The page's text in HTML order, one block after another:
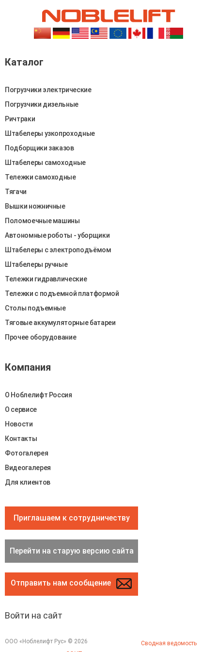
Каталог
Погрузчики электрические
Погрузчики дизельные
Ричтраки
Штабелеры узкопроходные
Подборщики заказов
Штабелеры самоходные
Тележки самоходные
Тягачи
Вышки ножничные
Поломоечные машины
Автономные роботы - уборщики
Штабелеры c электроподъёмом
Штабелеры ручные
Тележки гидравлические
Тележки с подъемной платформой
Столы подъемные
Тяговые аккумуляторные батареи
Прочее оборудование
Компания
О Ноблелифт Россия
О сервисе
Новости
Контакты
Фотогалерея
Видеогалерея
Для клиентов
Приглашаем к сотрудничеству
Перейти на старую версию сайта
Отправить нам сообщение
Войти на сайт
ООО «Ноблелифт Рус» © 2026
Сводная ведомость